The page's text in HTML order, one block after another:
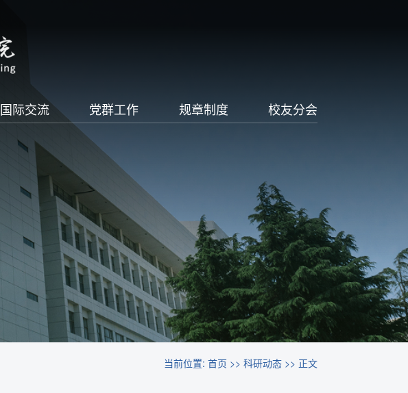
国际交流 党群工作 规章制度 校友分会
当前位置: 首页 >> 科研动态 >> 正文